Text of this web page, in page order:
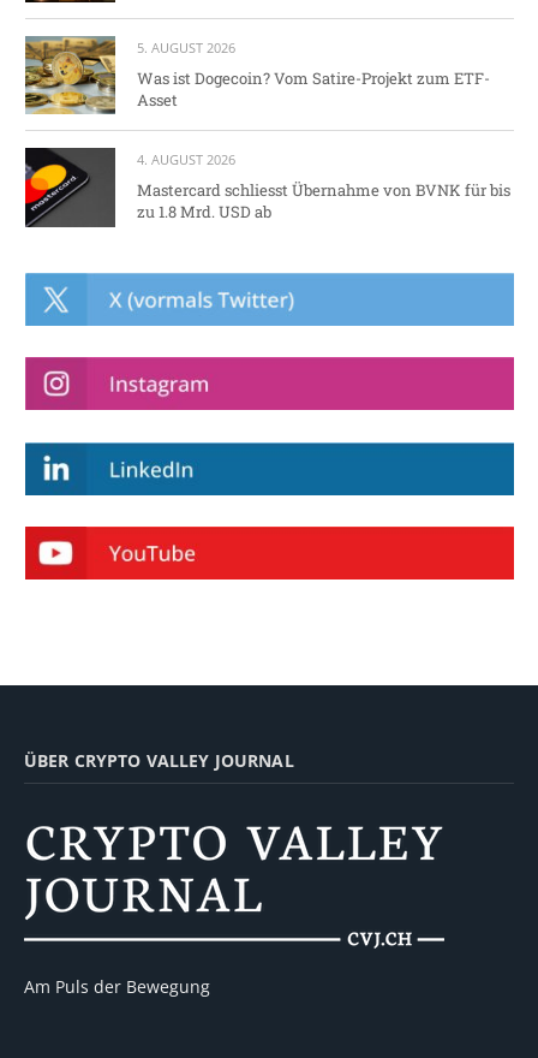
5. AUGUST 2026
Was ist Dogecoin? Vom Satire-Projekt zum ETF-
Asset
4. AUGUST 2026
Mastercard schliesst Übernahme von BVNK für bis
zu 1.8 Mrd. USD ab
ÜBER CRYPTO VALLEY JOURNAL
Am Puls der Bewegung